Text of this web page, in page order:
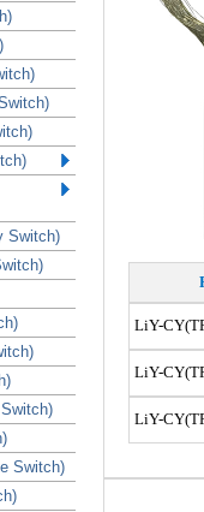
Switch)
Switch)
LiY-
LiY-
LiY-